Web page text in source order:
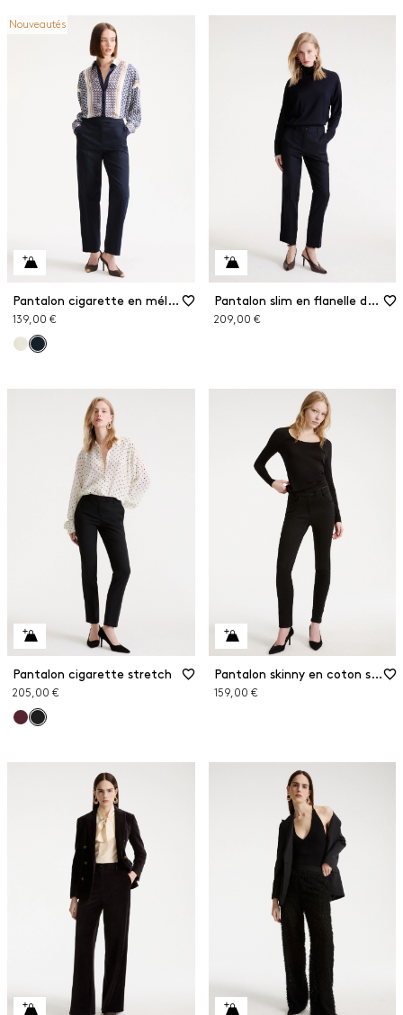
Nouveautés
Pantalon cigarette en mélange de coton
139,00 €
Pantalon slim en flanelle de laine
209,00 €
Pantalon cigarette stretch
205,00 €
Pantalon skinny en coton stretch
159,00 €